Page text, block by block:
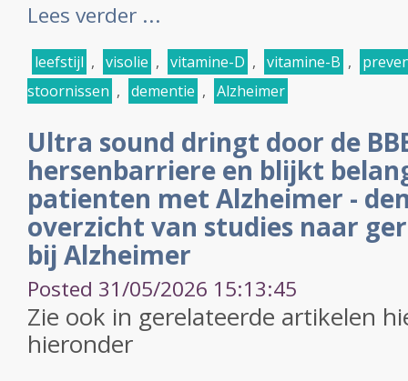
Lees verder ...
leefstijl , visolie , vitamine-D , vitamine-B ,
stoornissen , dementie , Alzheimer
Ultra sound dringt door de
hersenbarriere en blijkt
patienten met Alzheimer -
overzicht van studies naar
bij Alzheimer
Posted 31/05/2026 15:13:45
Zie ook in gerelateerde artikelen
hieronder